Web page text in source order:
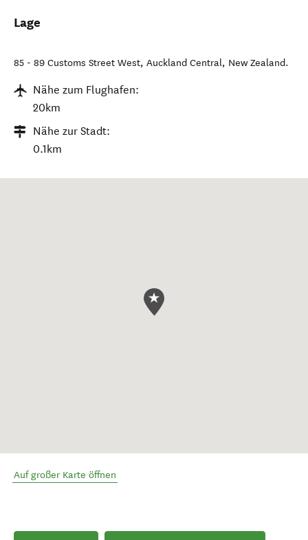
Lage
85 - 89 Customs Street West, Auckland Central, New Zealand.
Nähe zum Flughafen:
20km
Nähe zur Stadt:
0.1km
Auf großer Karte öffnen